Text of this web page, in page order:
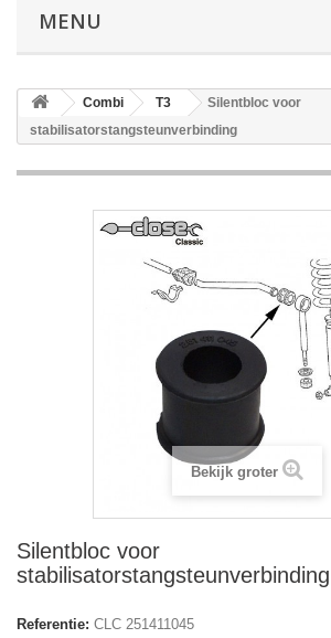
MENU
Combi T3
Silentbloc voor
stabilisatorstangsteunverbinding
Bekijk groter
Silentbloc voor
stabilisatorstangsteunverbinding
Referentie: CLC 251411045